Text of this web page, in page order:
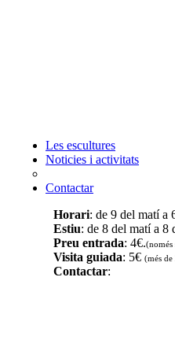
Les escultures
Noticies i activitats
Contactar
Horari: de 9 del matí a
Estiu: de 8 del matí a 8
Preu entrada: 4€.(només
Visita guiada: 5€ (més de
Contactar: